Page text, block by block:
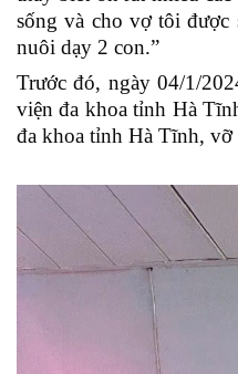
sống và cho vợ tôi được
nuôi dạy 2 con.”
Trước đó, ngày 04/1/
viện đa khoa tỉnh Hà
đa khoa tỉnh Hà Tĩnh,